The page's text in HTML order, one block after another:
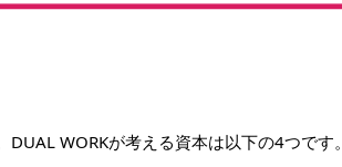
WORKが考える資本は以下の4つです。